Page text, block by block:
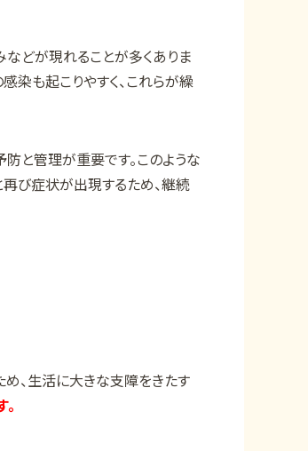
どが現れることが多くありま
染も起こりやすく、これらが繰
と管理が重要です。このような
び症状が出現するため、継続
、生活に大きな支障をきたす